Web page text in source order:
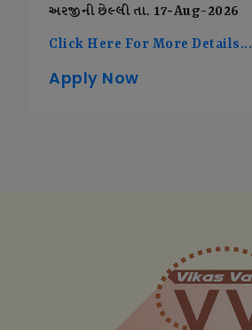
અરજીની છેલ્લી તા. 17-Aug-2026
Click Here For More Details...
Apply Now